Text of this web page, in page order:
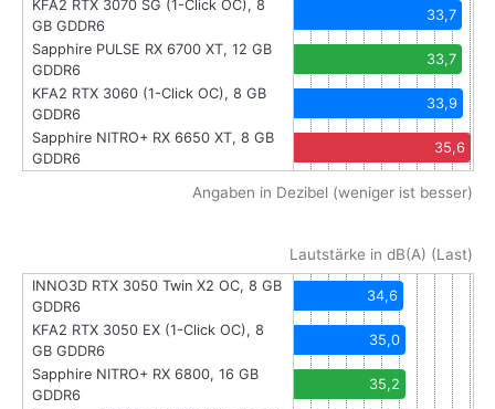
KFA2 RTX 3070 SG (1-Click OC), 8
GB GDDR6
33,7
Sapphire PULSE RX 6700 XT, 12 GB
GDDR6
33,7
KFA2 RTX 3060 (1-Click OC), 8 GB
GDDR6
33,9
Sapphire NITRO+ RX 6650 XT, 8 GB
GDDR6
35,6
Angaben in Dezibel (weniger ist besser)
Lautstärke in dB(A) (Last)
INNO3D RTX 3050 Twin X2 OC, 8 GB
GDDR6
34,6
KFA2 RTX 3050 EX (1-Click OC), 8
GB GDDR6
35,0
Sapphire NITRO+ RX 6800, 16 GB
GDDR6
35,2